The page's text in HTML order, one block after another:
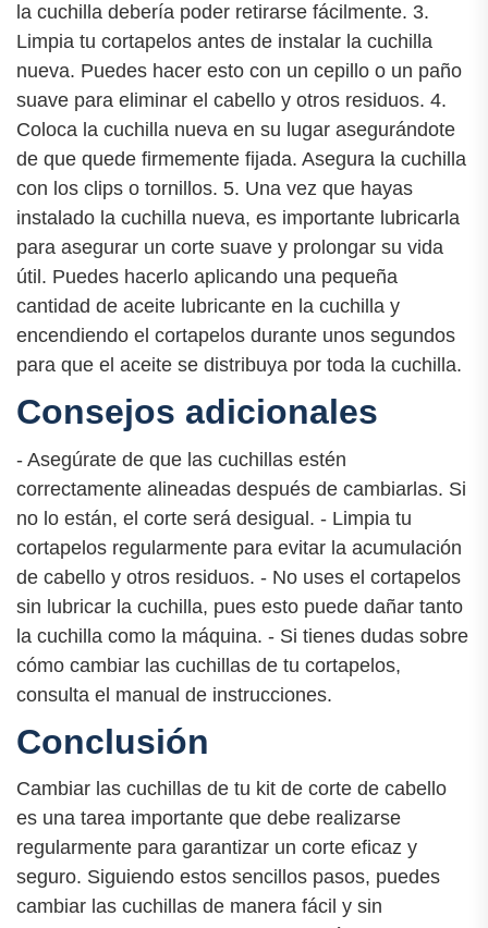
la cuchilla debería poder retirarse fácilmente. 3.
Limpia tu cortapelos antes de instalar la cuchilla
nueva. Puedes hacer esto con un cepillo o un paño
suave para eliminar el cabello y otros residuos. 4.
Coloca la cuchilla nueva en su lugar asegurándote
de que quede firmemente fijada. Asegura la cuchilla
con los clips o tornillos. 5. Una vez que hayas
instalado la cuchilla nueva, es importante lubricarla
para asegurar un corte suave y prolongar su vida
útil. Puedes hacerlo aplicando una pequeña
cantidad de aceite lubricante en la cuchilla y
encendiendo el cortapelos durante unos segundos
para que el aceite se distribuya por toda la cuchilla.
Consejos adicionales
- Asegúrate de que las cuchillas estén
correctamente alineadas después de cambiarlas. Si
no lo están, el corte será desigual. - Limpia tu
cortapelos regularmente para evitar la acumulación
de cabello y otros residuos. - No uses el cortapelos
sin lubricar la cuchilla, pues esto puede dañar tanto
la cuchilla como la máquina. - Si tienes dudas sobre
cómo cambiar las cuchillas de tu cortapelos,
consulta el manual de instrucciones.
Conclusión
Cambiar las cuchillas de tu kit de corte de cabello
es una tarea importante que debe realizarse
regularmente para garantizar un corte eficaz y
seguro. Siguiendo estos sencillos pasos, puedes
cambiar las cuchillas de manera fácil y sin